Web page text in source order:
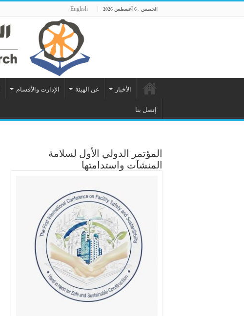
الخميس , 6 أغسطس 2026 English
الأخبار عن الهيئة الإدارت والأقسام
إتصل بنا
المؤتمر الدولي الأول لسلامة
المنشآت واستدامتها